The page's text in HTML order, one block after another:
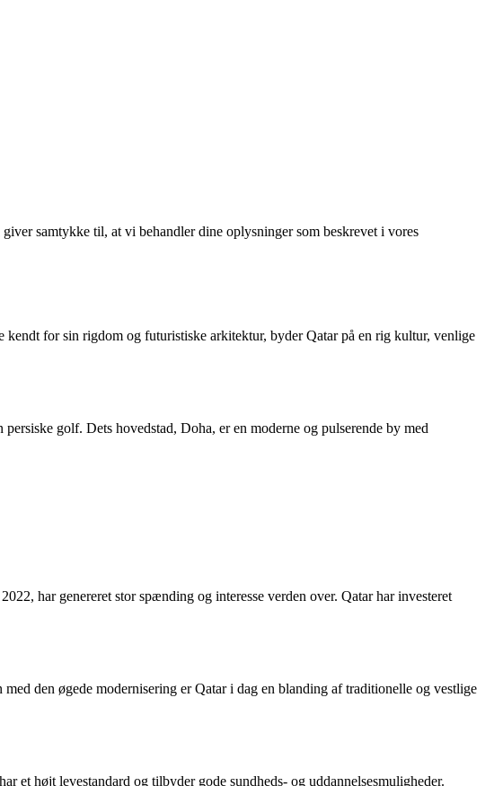
samtykke til, at vi behandler dine oplysninger som beskrevet i vores
for sin rigdom og futuristiske arkitektur, byder Qatar på en rig kultur, venlige
golf. Dets hovedstad, Doha, er en moderne og pulserende by med
har genereret stor spænding og interesse verden over. Qatar har investeret
den øgede modernisering er Qatar i dag en blanding af traditionelle og vestlige
højt levestandard og tilbyder gode sundheds- og uddannelsesmuligheder.